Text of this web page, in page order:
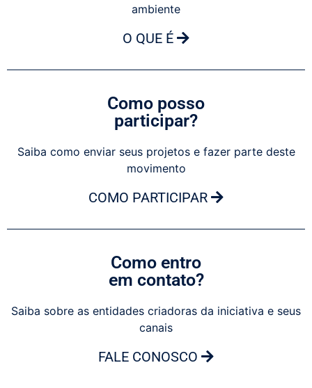
ambiente
O QUE É
Como posso
participar?
Saiba como enviar seus projetos e fazer parte deste
movimento
COMO PARTICIPAR
Como entro
em contato?
Saiba sobre as entidades criadoras da iniciativa e seus
canais
FALE CONOSCO